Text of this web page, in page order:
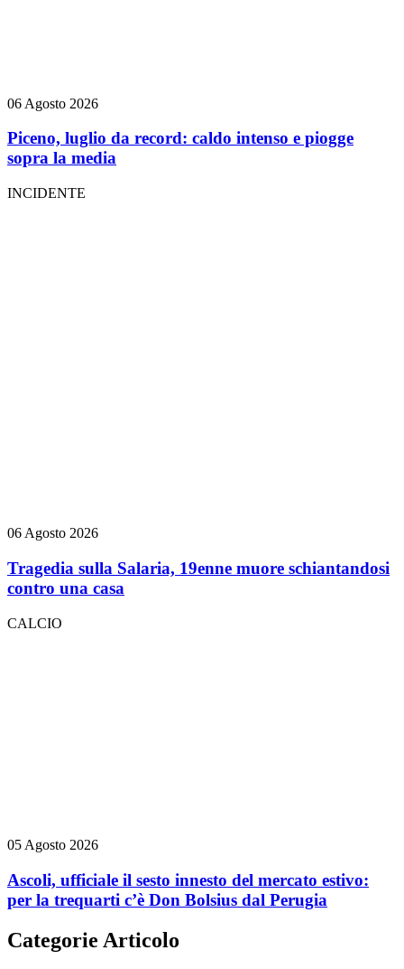
06 Agosto 2026
Piceno, luglio da record: caldo intenso e piogge
sopra la media
INCIDENTE
06 Agosto 2026
Tragedia sulla Salaria, 19enne muore schiantandosi
contro una casa
CALCIO
05 Agosto 2026
Ascoli, ufficiale il sesto innesto del mercato estivo:
per la trequarti c’è Don Bolsius dal Perugia
Categorie Articolo